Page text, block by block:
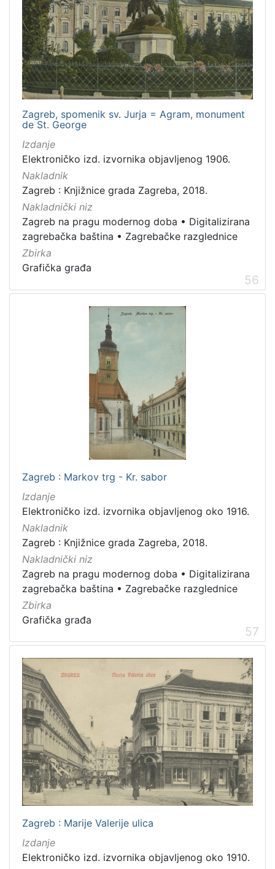
Zagreb, spomenik sv. Jurja = Agram, monument
de St. George
Izdanje
Elektroničko izd. izvornika objavljenog 1906.
Nakladnik
Zagreb : Knjižnice grada Zagreba, 2018.
Nakladnički niz
Zagreb na pragu modernog doba • Digitalizirana
zagrebačka baština • Zagrebačke razglednice
Zbirka
Grafička građa
56
Zagreb : Markov trg - Kr. sabor
Izdanje
Elektroničko izd. izvornika objavljenog oko 1916.
Nakladnik
Zagreb : Knjižnice grada Zagreba, 2018.
Nakladnički niz
Zagreb na pragu modernog doba • Digitalizirana
zagrebačka baština • Zagrebačke razglednice
Zbirka
Grafička građa
57
Zagreb : Marije Valerije ulica
Izdanje
Elektroničko izd. izvornika objavljenog oko 1910.